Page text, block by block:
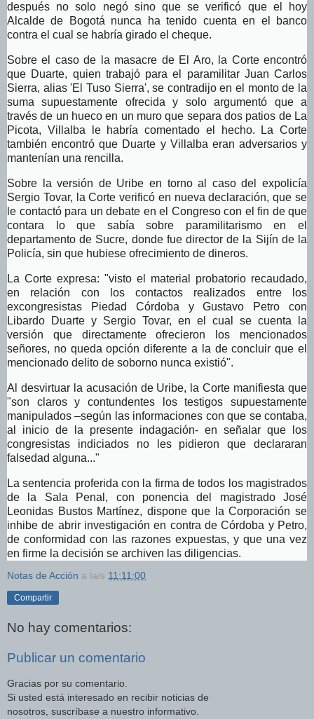
después no solo negó sino que se verificó que el hoy
Alcalde de Bogotá nunca ha tenido cuenta en el banco
contra el cual se habría girado el cheque.
Sobre el caso de la masacre de El Aro, la Corte encontró
que Duarte, quien trabajó para el paramilitar Juan Carlos
Sierra, alias 'El Tuso Sierra', se contradijo en el monto de la
suma supuestamente ofrecida y solo argumentó que a
través de un hueco en un muro que separa dos patios de La
Picota, Villalba le habría comentado el hecho. La Corte
también encontró que Duarte y Villalba eran adversarios y
mantenían una rencilla.
Sobre la versión de Uribe en torno al caso del expolicía
Sergio Tovar, la Corte verificó en nueva declaración, que se
le contactó para un debate en el Congreso con el fin de que
contara lo que sabía sobre paramilitarismo en el
departamento de Sucre, donde fue director de la Sijín de la
Policía, sin que hubiese ofrecimiento de dineros.
La Corte expresa: "visto el material probatorio recaudado,
en relación con los contactos realizados entre los
excongresistas Piedad Córdoba y Gustavo Petro con
Libardo Duarte y Sergio Tovar, en el cual se cuenta la
versión que directamente ofrecieron los mencionados
señores, no queda opción diferente a la de concluir que el
mencionado delito de soborno nunca existió".
Al desvirtuar la acusación de Uribe, la Corte manifiesta que
"son claros y contundentes los testigos supuestamente
manipulados –según las informaciones con que se contaba,
al inicio de la presente indagación- en señalar que los
congresistas indiciados no les pidieron que declararan
falsedad alguna..."
La sentencia proferida con la firma de todos los magistrados
de la Sala Penal, con ponencia del magistrado José
Leonidas Bustos Martínez, dispone que la Corporación se
inhibe de abrir investigación en contra de Córdoba y Petro,
de conformidad con las razones expuestas, y que una vez
en firme la decisión se archiven las diligencias.
Notas de Acción a la/s 11:11:00
Compartir
No hay comentarios:
Publicar un comentario
Gracias por su comentario.
Si usted está interesado en recibir noticias de
nosotros, suscríbase a nuestro informativo.